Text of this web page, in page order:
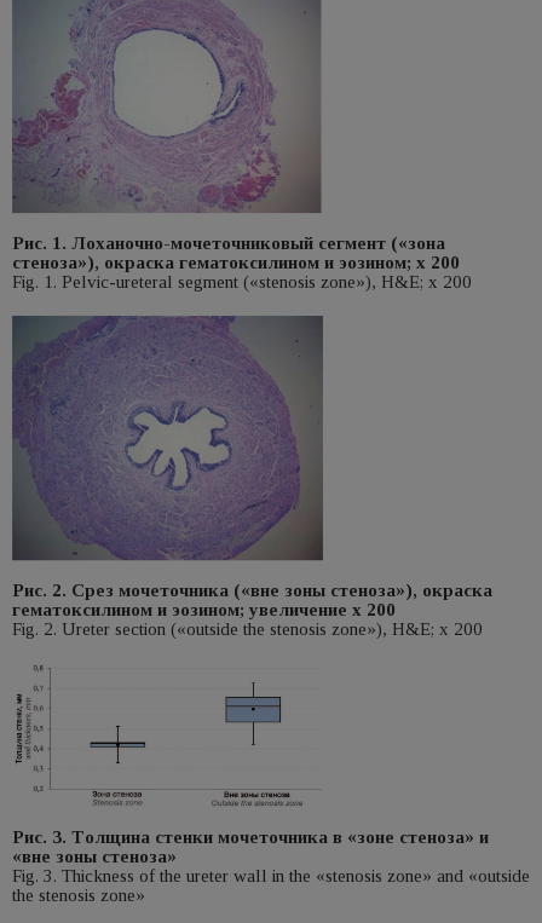
Рис. 1. Лоханочно-мочеточниковый сегмент («зона
стеноза»), окраска гематоксилином и эозином; х 200
Fig. 1. Pelvic-ureteral segment («stenosis zone»), H&E; x 200
Рис. 2. Срез мочеточника («вне зоны стеноза»), окраска
гематоксилином и эозином; увеличение х 200
Fig. 2. Ureter section («outside the stenosis zone»), H&E; x 200
Рис. 3. Tолщинa стенки мочеточника в «зоне стеноза» и
«вне зоны стеноза»
Fig. 3. Thickness of the ureter wall in the «stenosis zone» and «outside
the stenosis zone»